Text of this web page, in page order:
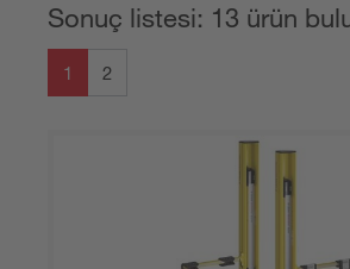
Sonuç listesi: 13 ürün
1 2